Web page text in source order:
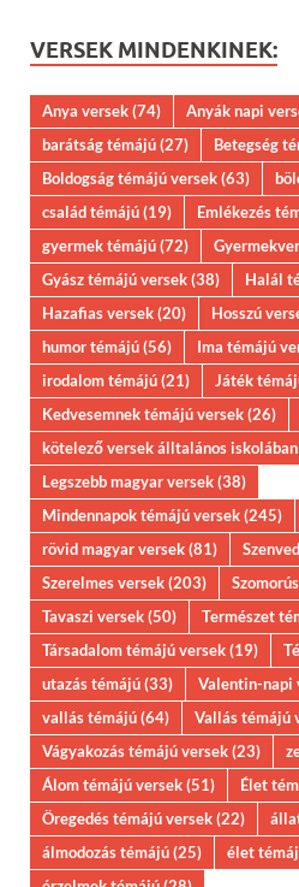
VERSEK MINDENKINEK:
Anya versek(74) Anyák napi
barátság témájú(27) Betegség
Boldogság témájú versek(63)
család témájú(19) Emlékezés
gyermek témájú(72)
Gyász témájú versek(38) Halál
Hazafias versek(20) Hosszú
humor témájú(56) Ima témájú
irodalom témájú(21) Játék
Kedvesemnek témájú versek(26)
kötelező versek álltalános iskolában
Legszebb magyar versek(38)
Mindennapok témájú versek(245)
rövid magyar versek(81)
Szerelmes versek(203)
Tavaszi versek(50) Természet
Társadalom témájú versek(19)
utazás témájú(33) Valentin-napi
vallás témájú(64) Vallás témájú
Vágyakozás témájú versek(23)
Álom témájú versek(51) Élet
Öregedés témájú versek(22)
álmodozás témájú(25) élet